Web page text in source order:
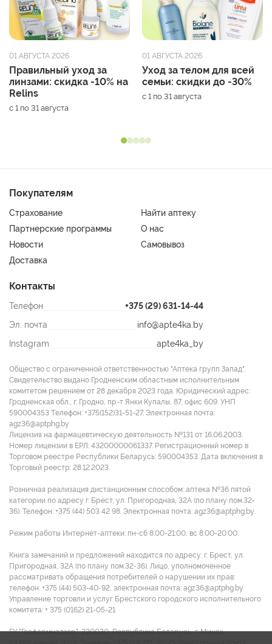
01 АВГУСТА 2026
Правильный уход за
линзами: скидка -10% на
Relins
с 1 по 31 августа
01 АВГУСТА 2026
Уход за телом для всей
семьи: скидки до -30%
с 1 по 31 августа
Покупателям
Страхование
Найти аптеку
Партнерские программы
О нас
Новости
Самовывоз
Доставка
Контакты
Телефон
+375 (29) 631-14-44
Эл. почта
info@apte4ka.by
Instagram
apte4ka_by
Общество с ограниченной ответственностью "Аптека групп Запад".
Свидетельство выдано Гродненским областным исполнительным
комитетом решением от 28 декабря 2023 года. Юридический адрес:
Гродненская обл., г. Гродно, пр-т Янки Купалы, 87, офис 609. УНП
590004353 Tелефон: +375(152)31-51-27. Электронная почта:
agz36@aptphg.by
Лицензия на фармацевтическую деятельность №131 от 16.06.2003.
Номер лицензии в ЕРЛ: 43200000061337. Регистрационный номер в
Торговом реестре Республики Беларусь: 590004353. Дата включения в
Торговый реестр: 28.12.2023.
Розничная реализация дистанционным способом: аптека №36 пятой
категории по адресу г. Брест, ул. Пригородная, 32А (по плану пом.32-
36). Телефон: +375 (44) 503 42 98. Электронная почта: agz36@aptphg.by.
Режим работы Интернет-аптеки: пн-сб 8:00-21:00, вс 8:00-20:00.
Книга замечаний и предложений находится по адресу: г. Брест, ул.
Пригородная, 32А (по плану пом.32-36). Лицо, уполномоченное
рассматривать обращения потребителей о нарушении их прав:
телефон: +375 (44) 503-40-92, электронная почта: agz36@aptphg.by
Управление торговли и услуг Брестского городского исполнительного
комитета: + 375 (0162) 21-05-21
ГУ "Госфармнадзор": 220030, Республика Беларусь, г. Минск,